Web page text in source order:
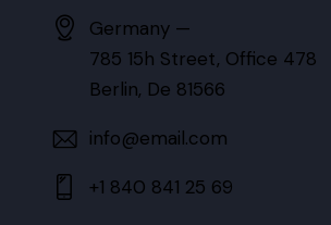
Germany —
785 15h Street, Office 478
Berlin, De 81566
info@email.com
+1 840 841 25 69